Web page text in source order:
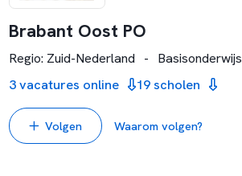
Brabant Oost PO
Regio: Zuid-Nederland -
Basisonderwijs
3 vacatures online
19 scholen
Volgen Waarom volgen?